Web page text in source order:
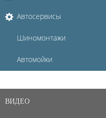
Автосервисы
Шиномонтажи
Автомойки
ВИДЕО